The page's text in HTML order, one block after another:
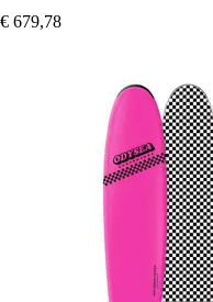
€ 679,78